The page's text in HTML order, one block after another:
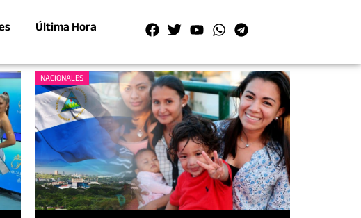
Última Hora
NACIONALES